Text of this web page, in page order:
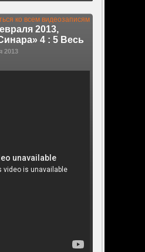
ко всем видеозаписям
2013,
4 : 5 Весь
2013